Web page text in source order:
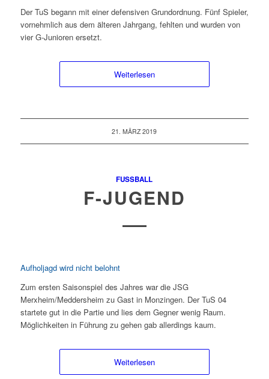
Der TuS begann mit einer defensiven Grundordnung. Fünf Spieler,
vornehmlich aus dem älteren Jahrgang, fehlten und wurden von
vier G-Junioren ersetzt.
Weiterlesen
21. MÄRZ 2019
FUSSBALL
F-JUGEND
Aufholjagd wird nicht belohnt
Zum ersten Saisonspiel des Jahres war die JSG
Merxheim/Meddersheim zu Gast in Monzingen. Der TuS 04
startete gut in die Partie und lies dem Gegner wenig Raum.
Möglichkeiten in Führung zu gehen gab allerdings kaum.
Weiterlesen